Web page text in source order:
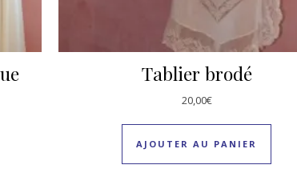
Tablier brodé
20,00€
AJOUTER AU PANIER